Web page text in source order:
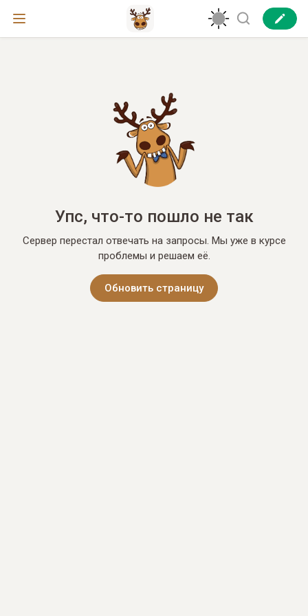
Упс, что-то пошло не так
Сервер перестал отвечать на запросы. Мы уже в курсе
проблемы и решаем её.
Обновить страницу